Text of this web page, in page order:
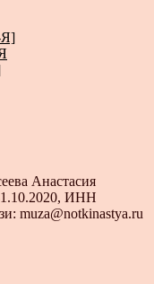
Анастасия
ИНН
muza@notkinastya.ru